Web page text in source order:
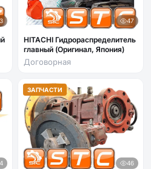
47
HITACHI Гидрораспределитель
главный (Оригинал, Япония)
Договорная
ЗАПЧАСТИ
46